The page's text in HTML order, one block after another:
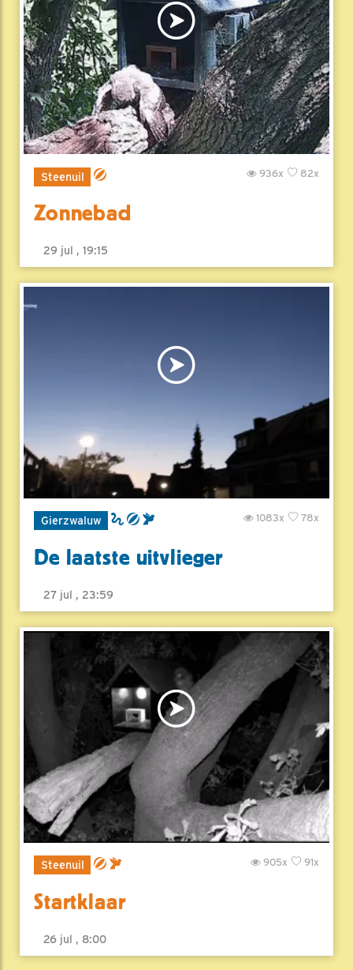
Steenuil 82x
936x
Zonnebad
29 jul , 19:15
Gierzwaluw 78x
1083x
De laatste uitvlieger
27 jul , 23:59
Steenuil 91x
905x
Startklaar
26 jul , 8:00